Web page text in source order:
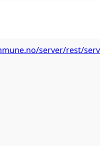
server/rest/